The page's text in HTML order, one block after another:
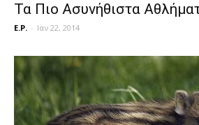
Τα Πιο Ασυνήθιστα
E.P. - Ιαν 22, 2014